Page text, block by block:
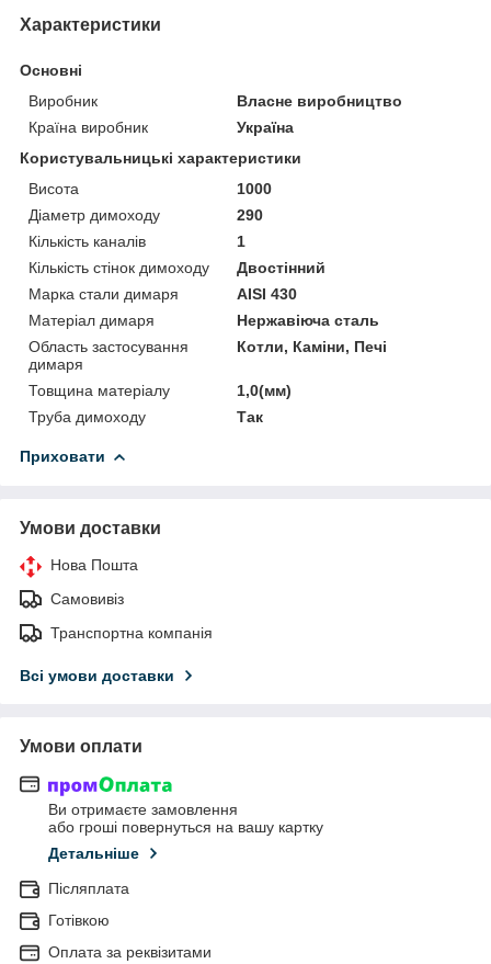
Характеристики
Основні
Виробник
Власне виробництво
Країна виробник
Україна
Користувальницькі характеристики
Висота
1000
Діаметр димоходу
290
Кількість каналів
1
Кількість стінок димоходу
Двостінний
Марка стали димаря
AISI 430
Матеріал димаря
Нержавіюча сталь
Область застосування
димаря
Котли, Каміни, Печі
Товщина матеріалу
1,0(мм)
Труба димоходу
Так
Приховати
Умови доставки
Нова Пошта
Самовивіз
Транспортна компанія
Всі умови доставки
Умови оплати
Ви отримаєте замовлення
або гроші повернуться на вашу картку
Детальніше
Післяплата
Готівкою
Оплата за реквізитами